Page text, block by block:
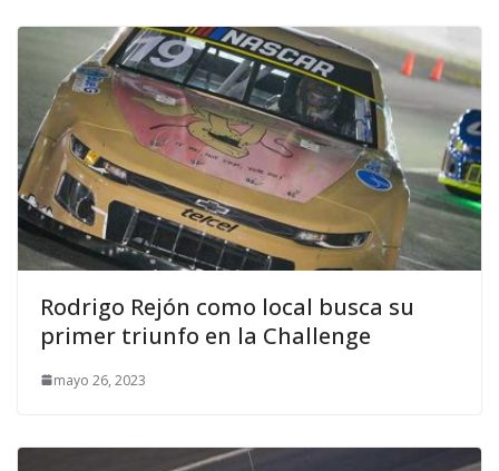
Rodrigo Rejón como local busca su
primer triunfo en la Challenge
mayo 26, 2023